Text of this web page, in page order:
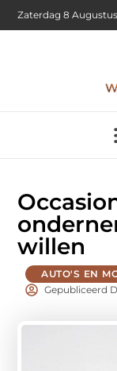
Zaterdag 8
willen
AUTO'S EN
Gepubliceerd